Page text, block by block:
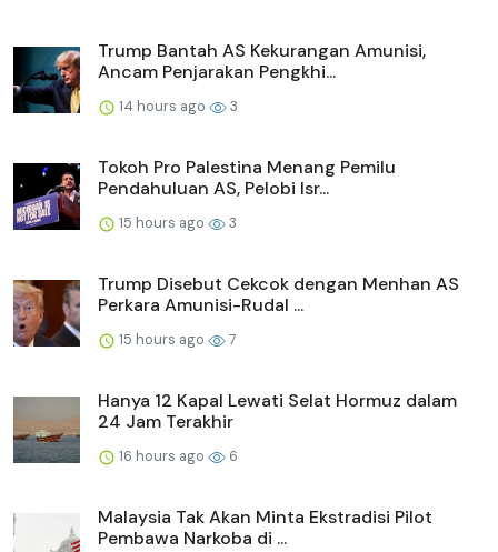
Trump Bantah AS Kekurangan Amunisi,
Ancam Penjarakan Pengkhi...
14 hours ago 3
Tokoh Pro Palestina Menang Pemilu
Pendahuluan AS, Pelobi Isr...
15 hours ago 3
Trump Disebut Cekcok dengan Menhan AS
Perkara Amunisi-Rudal ...
15 hours ago 7
Hanya 12 Kapal Lewati Selat Hormuz dalam
24 Jam Terakhir
16 hours ago 6
Malaysia Tak Akan Minta Ekstradisi Pilot
Pembawa Narkoba di ...